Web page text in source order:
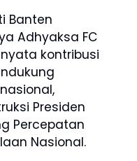
Banten
Adhyaksa FC
kontribusi
Presiden
Percepatan
Nasional.